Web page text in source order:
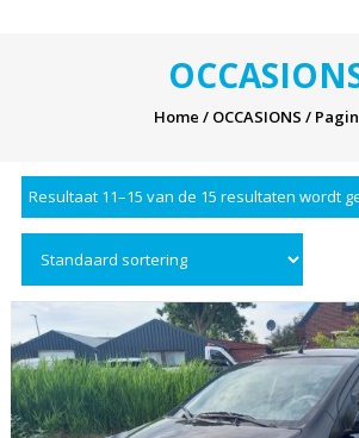
Home / OCCASIONS /
Resultaat 11–15 van de 15 resultaten wordt